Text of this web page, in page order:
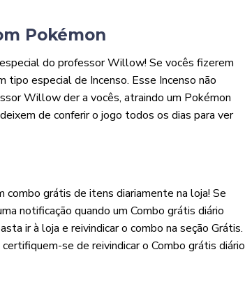
Pokémon
do professor Willow! Se vocês fizerem
especial de Incenso. Esse Incenso não
Willow der a vocês, atraindo um Pokémon
de conferir o jogo todos os dias para ver
combo grátis de itens diariamente na loja! Se
notificação quando um Combo grátis diário
ir à loja e reivindicar o combo na seção Grátis.
se de reivindicar o Combo grátis diário